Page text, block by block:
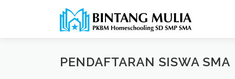
PENDAFTARAN SISWA SMA